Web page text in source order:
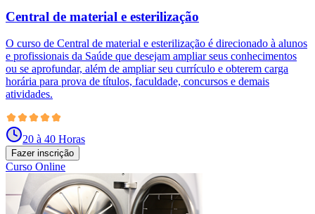
Central de material e esterilização
O curso de Central de material e esterilização é direcionado à alunos
e profissionais da Saúde que desejam ampliar seus conhecimentos
ou se aprofundar, além de ampliar seu currículo e obterem carga
horária para prova de títulos, faculdade, concursos e demais
atividades.
20 à 40 Horas
Fazer inscrição
Curso Online